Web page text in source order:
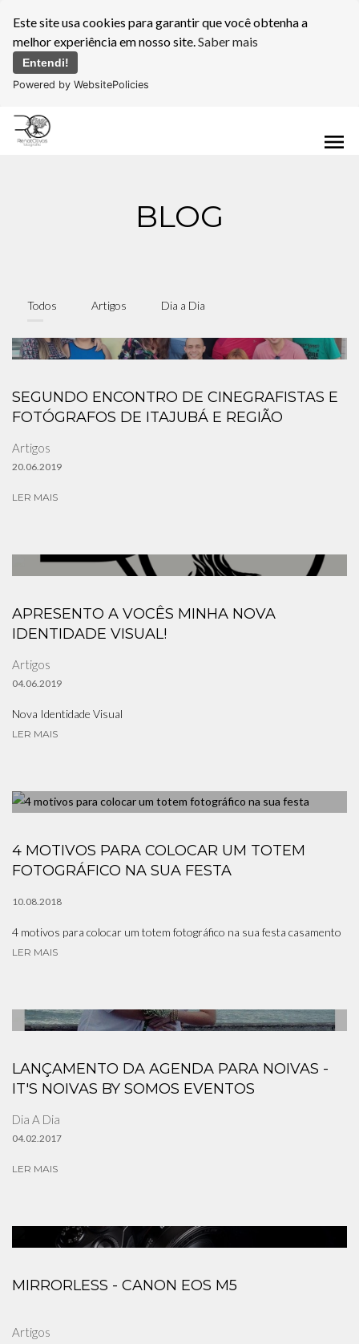
Este site usa cookies para garantir que você obtenha a
melhor experiência em nosso site.Saber mais
Entendi!
Powered by WebsitePolicies
menu
BLOG
Todos Artigos Dia a Dia
SEGUNDO ENCONTRO DE CINEGRAFISTAS E
FOTÓGRAFOS DE ITAJUBÁ E REGIÃO
Artigos
20.06.2019
LER MAIS
APRESENTO A VOCÊS MINHA NOVA
IDENTIDADE VISUAL!
Artigos
04.06.2019
Nova Identidade Visual
LER MAIS
4 MOTIVOS PARA COLOCAR UM TOTEM
FOTOGRÁFICO NA SUA FESTA
10.08.2018
4 motivos para colocar um totem fotográfico na sua festa casamento
LER MAIS
LANÇAMENTO DA AGENDA PARA NOIVAS -
IT'S NOIVAS BY SOMOS EVENTOS
Dia A Dia
04.02.2017
LER MAIS
MIRRORLESS - CANON EOS M5
Artigos